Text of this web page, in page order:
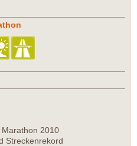
2010
Streckenrekord